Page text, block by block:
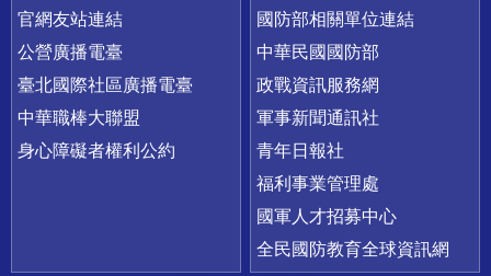
官網友站連結
公營廣播電臺
臺北國際社區廣播電臺
中華職棒大聯盟
身心障礙者權利公約
國防部相關單位連結
中華民國國防部
政戰資訊服務網
軍事新聞通訊社
青年日報社
福利事業管理處
國軍人才招募中心
全民國防教育全球資訊網